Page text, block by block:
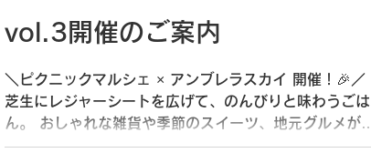
vol.3開催のご案内
＼ピクニックマルシェ × アンブレラスカイ 開催！🎉／
芝生にレジャーシートを広げて、のんびりと味わうごは
ん。 おしゃれな雑貨や季節のスイーツ、地元グルメがそ
ろう“過ごせるマルシェ”が、 今年も十勝ヒルズにやって